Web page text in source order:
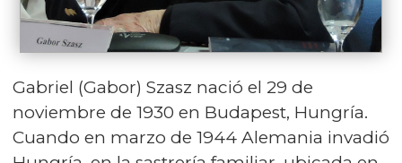
Gabriel (Gabor) Szasz nació el 29 de
noviembre de 1930 en Budapest, Hungría.
Cuando en marzo de 1944 Alemania invadió